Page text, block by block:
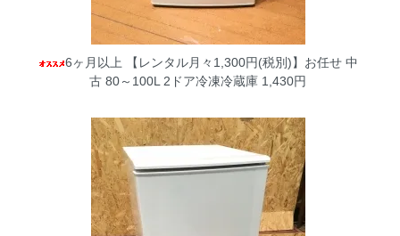
6ヶ月以上 【レンタル月々1,300円(税別)】お任せ 中
古 80～100L 2ドア冷凍冷蔵庫 1,430円